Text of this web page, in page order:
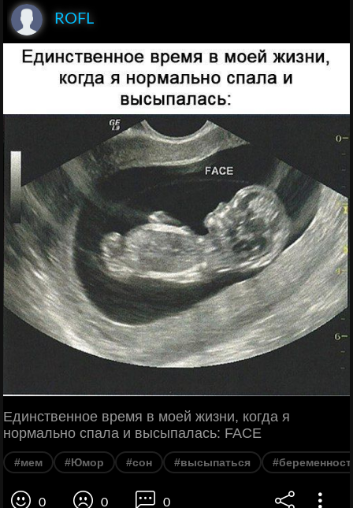
ROFL
Единственное время в моей жизни, когда я
нормально спала и высыпалась: FACE
#мем #Юмор #сон #высыпаться
0 0 0